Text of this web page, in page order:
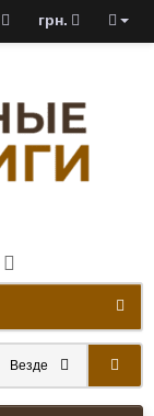
грн.
Везде